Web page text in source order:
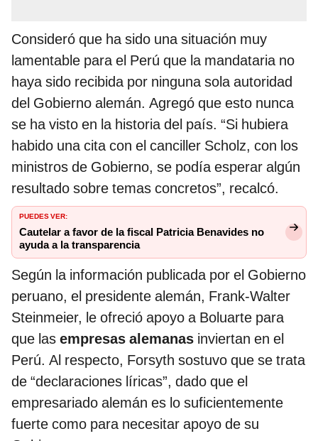
Consideró que ha sido una situación muy
lamentable para el Perú que la mandataria no
haya sido recibida por ninguna sola autoridad
del Gobierno alemán. Agregó que esto nunca
se ha visto en la historia del país. “Si hubiera
habido una cita con el canciller Scholz, con los
ministros de Gobierno, se podía esperar algún
resultado sobre temas concretos”, recalcó.
PUEDES VER:
Cautelar a favor de la fiscal Patricia Benavides no
ayuda a la transparencia
Según la información publicada por el Gobierno
peruano, el presidente alemán, Frank-Walter
Steinmeier, le ofreció apoyo a Boluarte para
que las empresas alemanas inviertan en el
Perú. Al respecto, Forsyth sostuvo que se trata
de “declaraciones líricas”, dado que el
empresariado alemán es lo suficientemente
fuerte como para necesitar apoyo de su